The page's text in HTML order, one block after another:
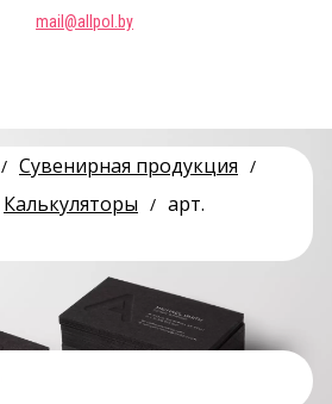
mail@allpol.by
/ Сувенирная продукция /
Калькуляторы / арт.